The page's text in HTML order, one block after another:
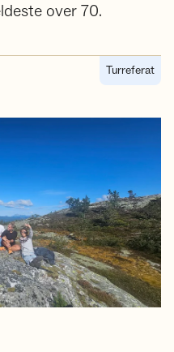
over 70.
Turreferat